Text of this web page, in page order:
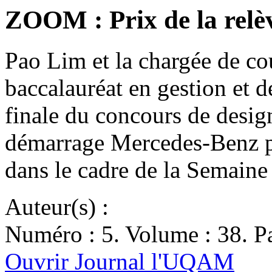
ZOOM : Prix de la
Pao Lim et la chargée de
baccalauréat en gestion et
finale du concours de
démarrage Mercedes-Benz
dans le cadre de la
Auteur(s) :
Numéro : 5. Volume : 38.
Ouvrir Journal l'UQAM